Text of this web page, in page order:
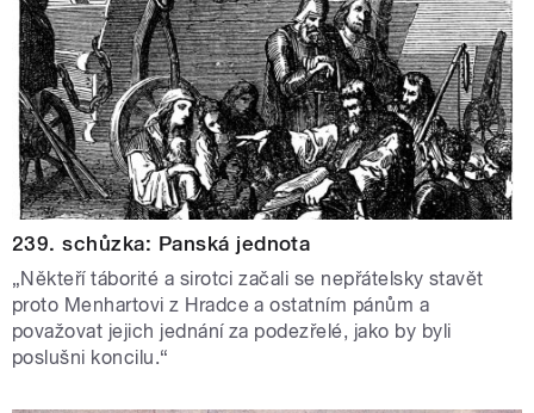
239. schůzka: Panská jednota
„Někteří táborité a sirotci začali se nepřátelsky stavět
proto Menhartovi z Hradce a ostatním pánům a
považovat jejich jednání za podezřelé, jako by byli
poslušni koncilu.“